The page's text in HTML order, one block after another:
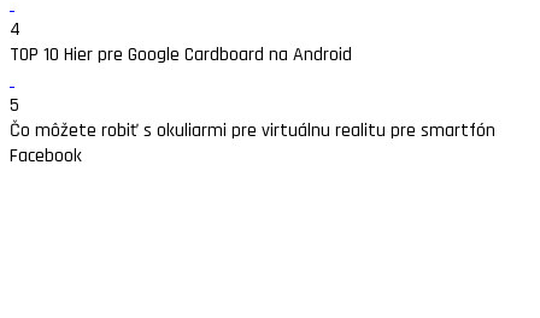
4
TOP 10 Hier pre Google Cardboard na Android
5
Čo môžete robiť s okuliarmi pre virtuálnu realitu pre smartfón
Facebook